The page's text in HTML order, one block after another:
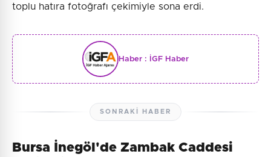
toplu hatıra fotoğrafı çekimiyle sona erdi.
Haber : İGF Haber
SONRAKI HABER
Bursa İnegöl'de Zambak Caddesi